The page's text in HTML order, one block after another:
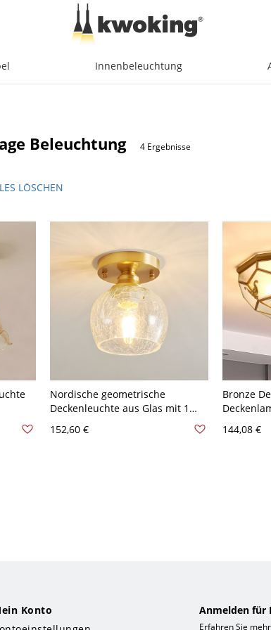
Innenbeleuchtung
Beleuchtung 4 Ergebnisse
LÖSCHEN
Nordische geometrische
Deckenleuchte aus Glas mit 1
Schüssel
152,60 €
Bronze
Kupfer
144,08 €
Konto
Anmelden für
Erfahren Sie